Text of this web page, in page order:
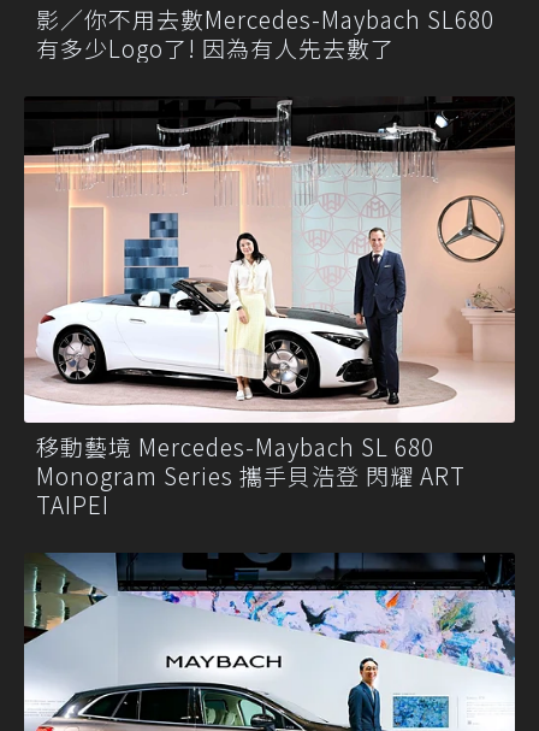
影／你不用去數Mercedes-Maybach SL680
有多少Logo了! 因為有人先去數了
移動藝境 Mercedes-Maybach SL 680
Monogram Series 攜手貝浩登 閃耀 ART
TAIPEI